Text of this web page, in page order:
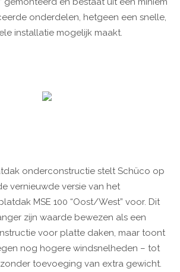
onderdelen, hetgeen een snelle,
installatie mogelijk maakt.
onderconstructie stelt Schüco op
vernieuwde versie van het
MSE 100 “Oost/West” voor. Dit
zijn waarde bewezen als een
voor platte daken, maar toont
nog hogere windsnelheden – tot
toevoeging van extra gewicht.